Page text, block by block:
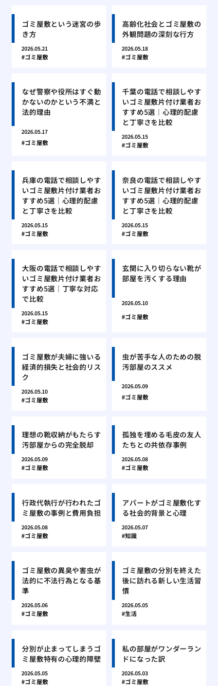
ゴミ屋敷という迷宮の歩
き方
2026.05.21
ゴミ屋敷
高齢化社会とゴミ屋敷の
外観問題の深刻な行方
2026.05.18
ゴミ屋敷
なぜ警察や役所はすぐ動
かないのかという不満と
法的理由
2026.05.17
ゴミ屋敷
千葉の電話で相談しやす
いゴミ屋敷片付け業者お
すすめ5選｜心理的配慮
と丁寧さを比較
2026.05.15
ゴミ屋敷
兵庫の電話で相談しやす
いゴミ屋敷片付け業者お
すすめ5選｜心理的配慮
と丁寧さを比較
2026.05.15
ゴミ屋敷
奈良の電話で相談しやす
いゴミ屋敷片付け業者お
すすめ5選｜心理的配慮
と丁寧さを比較
2026.05.15
ゴミ屋敷
大阪の電話で相談しやす
いゴミ屋敷片付け業者お
すすめ5選｜丁寧な対応
で比較
2026.05.15
ゴミ屋敷
玄関に入り切らない靴が
部屋を汚くする理由
2026.05.10
ゴミ屋敷
ゴミ屋敷が夫婦に強いる
経済的損失と社会的リス
ク
2026.05.10
ゴミ屋敷
虫が苦手な人のための脱
汚部屋のススメ
2026.05.09
ゴミ屋敷
理想の靴収納がもたらす
汚部屋からの完全脱却
2026.05.09
ゴミ屋敷
孤独を埋める毛皮の友人
たちとの共依存事例
2026.05.08
ゴミ屋敷
行政代執行が行われたゴ
ミ屋敷の事例と費用負担
2026.05.08
ゴミ屋敷
アパートがゴミ屋敷化す
る社会的背景と心理
2026.05.07
知識
ゴミ屋敷の異臭や害虫が
法的に不法行為となる基
準
2026.05.06
ゴミ屋敷
ゴミ屋敷の分別を終えた
後に訪れる新しい生活習
慣
2026.05.05
生活
分別が止まってしまうゴ
ミ屋敷特有の心理的障壁
2026.05.05
ゴミ屋敷
私の部屋がワンダーラン
ドになった訳
2026.05.03
ゴミ屋敷